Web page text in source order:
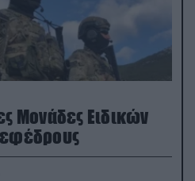
Μονάδες Ειδικών